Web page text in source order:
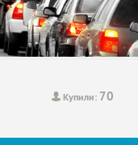
Купили: 70